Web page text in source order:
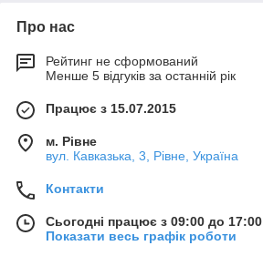
Про нас
Рейтинг не сформований
Менше 5 відгуків за останній рік
Працює з 15.07.2015
м. Рівне
вул. Кавказька, 3, Рівне, Україна
Контакти
Сьогодні працює з 09:00 до 17:00
Показати весь графік роботи